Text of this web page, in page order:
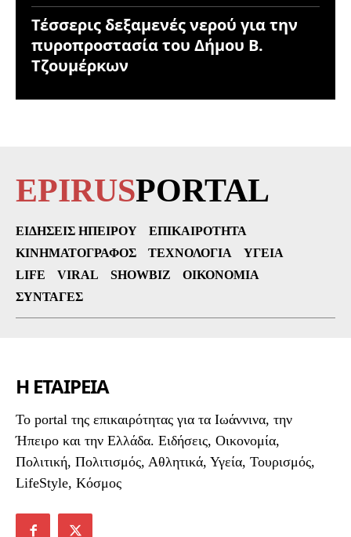
Τέσσερις δεξαμενές νερού για την
πυροπροστασία του Δήμου Β.
Τζουμέρκων
EPIRUSPORTAL
ΕΙΔΉΣΕΙΣ ΗΠΕΊΡΟΥ
ΕΠΙΚΑΙΡΌΤΗΤΑ
ΚΙΝΗΜΑΤΟΓΡΆΦΟΣ
ΤΕΧΝΟΛΟΓΊΑ
ΥΓΕΊΑ
LIFE
VIRAL SHOWBIZ
ΟΙΚΟΝΟΜΊΑ
ΣΥΝΤΑΓΈΣ
Η ΕΤΑΙΡΕΙΑ
To portal της επικαιρότητας για τα Ιωάννινα, την
Ήπειρο και την Ελλάδα. Ειδήσεις, Οικονομία,
Πολιτική, Πολιτισμός, Αθλητικά, Υγεία, Τουρισμός,
LifeStyle, Κόσμος